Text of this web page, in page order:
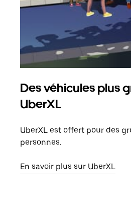
Des véhicules plus
UberXL
UberXL est offert pour des
personnes.
En savoir plus sur UberXL